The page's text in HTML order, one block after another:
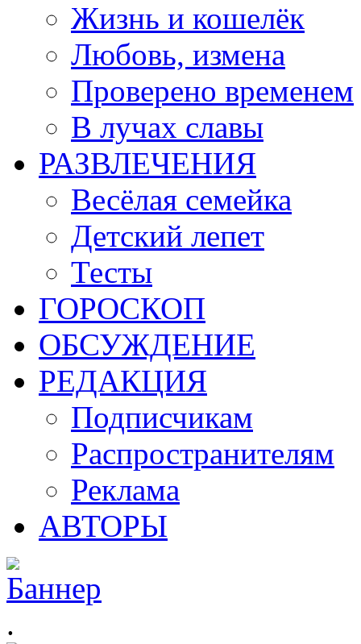
Жизнь и кошелёк
Любовь, измена
Проверено временем
В лучах славы
РАЗВЛЕЧЕНИЯ
Весёлая семейка
Детский лепет
Тесты
ГОРОСКОП
ОБСУЖДЕНИЕ
РЕДАКЦИЯ
Подписчикам
Распространителям
Реклама
АВТОРЫ
.